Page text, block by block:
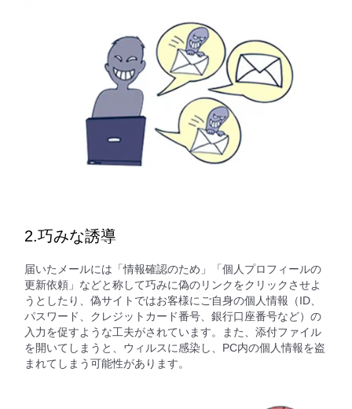
2.巧みな誘導
届いたメールには「情報確認のため」「個人プロフィールの
更新依頼」などと称して巧みに偽のリンクをクリックさせよ
うとしたり、偽サイトではお客様にご自身の個人情報（ID、
パスワード、クレジットカード番号、銀行口座番号など）の
入力を促すような工夫がされています。また、添付ファイル
を開いてしまうと、ウィルスに感染し、PC内の個人情報を盗
まれてしまう可能性があります。